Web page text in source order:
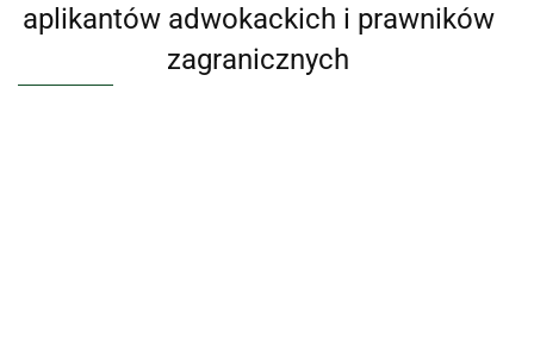
aplikantów adwokackich i prawników
zagranicznych